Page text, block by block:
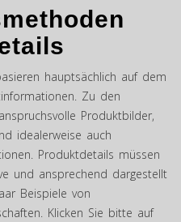
hauptsächlich auf dem
Zu den
Produktbilder,
idealerweise auch
Produktdetails müssen
und ansprechend dargestellt
Beispiele von
Klicken Sie bitte auf